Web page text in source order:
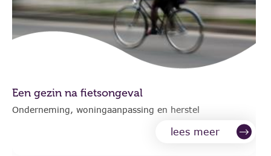
Een gezin na fietsongeval
Onderneming, woningaanpassing en herstel
lees meer